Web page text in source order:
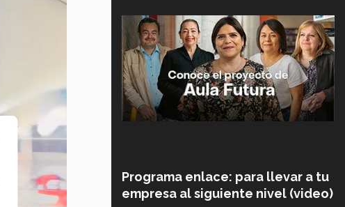
Programa enlace: para llevar a tu
empresa al siguiente nivel (video)